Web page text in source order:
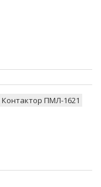
Контактор ПМЛ-1621